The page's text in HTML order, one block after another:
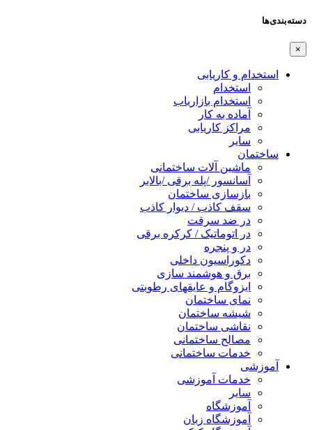
دسته‌بندی‌ها
×
استخدام و کاریابی
استخدام
استخدام بازاریاب
آماده به کار
مراکز کاریابی
سایر
ساختمان
ماشین آلات ساختمانی
آسانسور /پله برقی /بالابر
بازسازی ساختمان
سقف کاذب / دیوار کاذب
در ضد سرقت
در اتوماتیک / کرکره برقی
در و پنجره
دکوراسیون داخلی
برق و هوشمند سازی
ایزوگام و عایقهای رطوبتی
نمای ساختمان
شیشه ساختمان
نقاشی ساختمان
مصالح ساختمانی
خدمات ساختمانی
آموزشی
خدمات آموزشی
سایر
آموزشگاه
آموزشگاه زبان